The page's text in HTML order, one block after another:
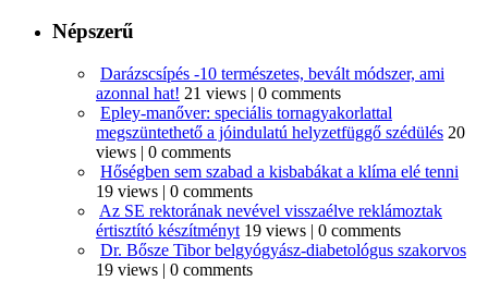
Népszerű
Darázscsípés -10 természetes, bevált módszer, ami
azonnal hat! 21 views | 0 comments
Epley-manőver: speciális tornagyakorlattal
megszüntethető a jóindulatú helyzetfüggő szédülés 20
views | 0 comments
Hőségben sem szabad a kisbabákat a klíma elé tenni
19 views | 0 comments
Az SE rektorának nevével visszaélve reklámoztak
értisztító készítményt 19 views | 0 comments
Dr. Bősze Tibor belgyógyász-diabetológus szakorvos
19 views | 0 comments